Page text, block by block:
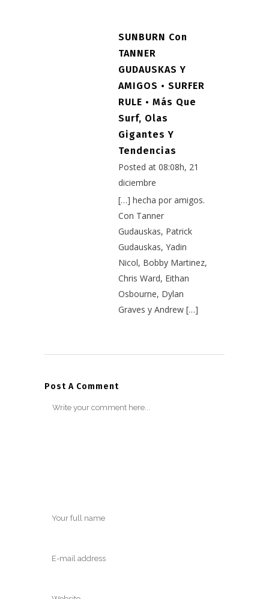
SUNBURN Con
TANNER
GUDAUSKAS Y
AMIGOS • SURFER
RULE • Más Que
Surf, Olas
Gigantes Y
Tendencias
Posted at 08:08h, 21
diciembre
[…] hecha por amigos.
Con Tanner
Gudauskas, Patrick
Gudauskas, Yadin
Nicol, Bobby Martinez,
Chris Ward, Eithan
Osbourne, Dylan
Graves y Andrew […]
Post A Comment